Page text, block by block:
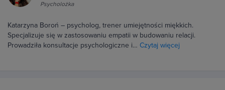
Psycholożka
Katarzyna Boroń – psycholog, trener umiejętności miękkich.
Specjalizuje się w zastosowaniu empatii w budowaniu relacji.
Prowadziła konsultacje psychologiczne i… Czytaj więcej